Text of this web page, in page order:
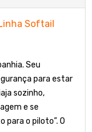
Softail
Seu
para estar
sozinho,
e se
para o piloto”. O